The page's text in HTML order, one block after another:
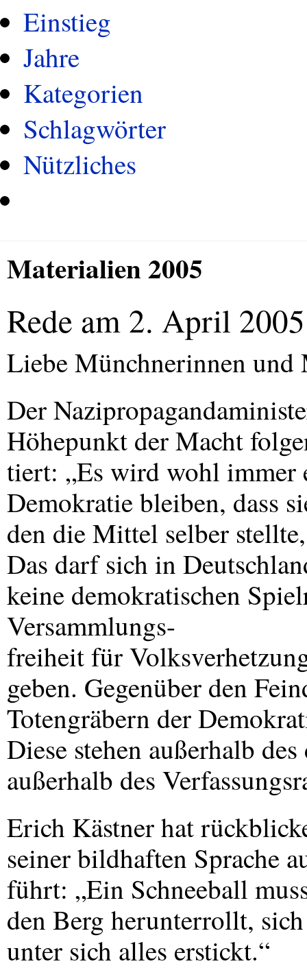
Einstieg
Jahre
Kategorien
Schlagwörter
Nützliches
Materialien 2005
Rede am 2. April
Liebe Münchnerinnen und
Der
Höhepunkt der Macht
tiert: „Es wird wohl immer
Demokratie bleiben, dass
den die Mittel selber
Das darf sich in
keine demokratischen
Versammlungs-
freiheit für
geben. Gegenüber den
Totengräbern der
Diese stehen außerhalb
außerhalb des
Erich Kästner hat
seiner bildhaften Sprache
führt: „Ein Schneeball
den Berg herunterrollt,
unter sich alles erstickt.“